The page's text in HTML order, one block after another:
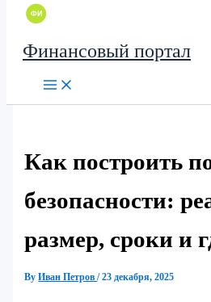
Финансовый портал
Как построить
безопасности:
размер, сроки и
ByИван Петров/23 декабря, 2025